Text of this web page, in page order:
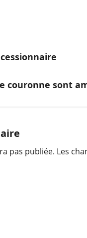
couronne sont
pas publiée. Les